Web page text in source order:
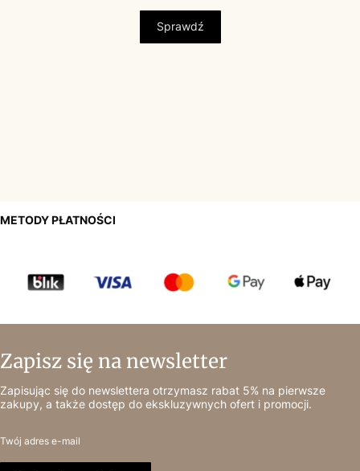
Sprawdź
METODY PŁATNOŚCI
Zapisz się na newsletter
Zapisując się do newslettera otrzymasz rabat 5% na pierwsze
zakupy, a także dostęp do ekskluzywnych ofert i promocji.
Twój adres e-mail